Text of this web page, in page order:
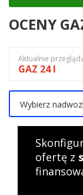
OCENY
Aktualnie
GAZ 24 I
Wybierz
ofertę z